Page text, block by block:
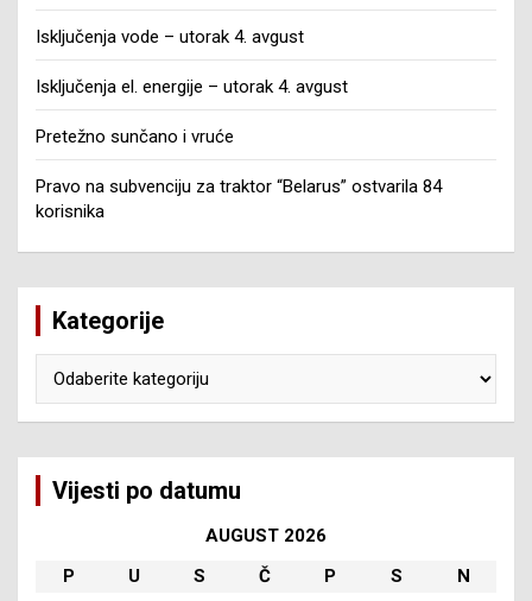
Isključenja vode – utorak 4. avgust
Isključenja el. energije – utorak 4. avgust
Pretežno sunčano i vruće
Pravo na subvenciju za traktor “Belarus” ostvarila 84
korisnika
Kategorije
Vijesti po datumu
AUGUST 2026
P
U S Č P S
N